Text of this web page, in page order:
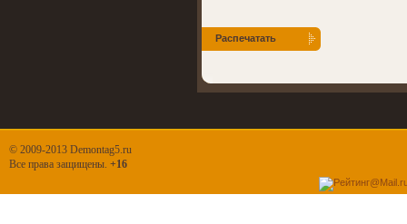
Распечатать
© 2009-2013 Demontag5.ru
Все права защищены. +16